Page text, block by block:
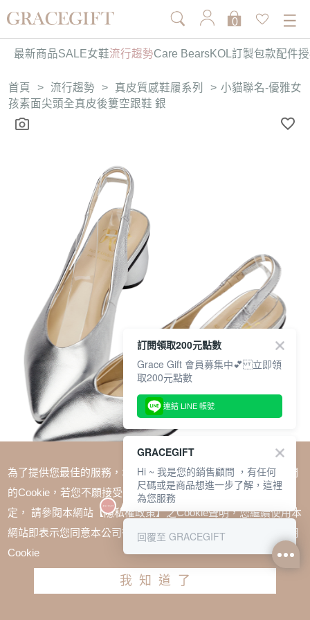
0
最新商品SALE女鞋流行趨勢Care BearsKOL訂製包款配件
首頁 > 流行趨勢 > 真皮質感鞋履系列 > 小貓聯名-優雅女
孩素面尖頭全真皮後簍空跟鞋 銀
小貓聯名-優雅女孩素面尖頭全真皮後簍空跟鞋 銀
為了提供您最佳的服務，本網站會在您的電腦中放置並取用我們
的Cookie，若您不願接受Cookie時應如何變更電腦的Cookie設
定， 請參閱本網站【隱私權政策】之Cookie聲明，您繼續使用本
網站即表示您同意本公司得按本網站使用條款之Cookie聲明使用
Cookie
我知道了
訂閱領取200元點數
Grace Gift 會員募集中💕 立即領
取200元點數
連結 LINE 帳號
GRACEGIFT
Hi ~ 我是您的銷售顧問 ，有任何
尺碼或是商品想進一步了解，這裡
為您服務
回覆至 GRACEGIFT